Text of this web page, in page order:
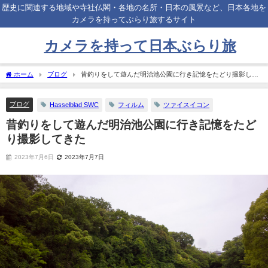
歴史に関連する地域や寺社仏閣・各地の名所・日本の風景など、日本各地を
カメラを持ってぶらり旅するサイト
カメラを持って日本ぶらり旅
ホーム ブログ
昔釣りをして遊んだ明治池公園に行き記憶をたどり撮影して
きた
ブログ Hasselblad SWC フィルム ツァイスイコン
昔釣りをして遊んだ明治池公園に行き記憶をたど
り撮影してきた
2023年7月6日 2023年7月7日